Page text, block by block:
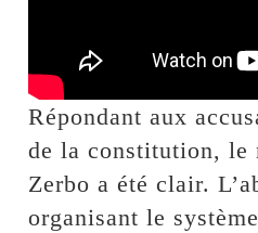
Répondant aux
de la constitution, le
Zerbo a été clair.
organisant le